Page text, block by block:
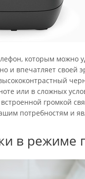
которым можно
и впечатляет своей
или в сложных
громкой
потребностям и
в режиме